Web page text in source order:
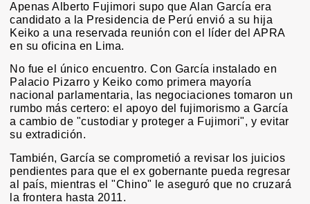
Apenas Alberto Fujimori supo que Alan García era
candidato a la Presidencia de Perú envió a su hija
Keiko a una reservada reunión con el líder del APRA
en su oficina en Lima.
No fue el único encuentro. Con García instalado en
Palacio Pizarro y Keiko como primera mayoría
nacional parlamentaria, las negociaciones tomaron un
rumbo más certero: el apoyo del fujimorismo a García
a cambio de "custodiar y proteger a Fujimori", y evitar
su extradición.
También, García se comprometió a revisar los juicios
pendientes para que el ex gobernante pueda regresar
al país, mientras el "Chino" le aseguró que no cruzará
la frontera hasta 2011.